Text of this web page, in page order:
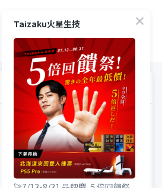
Taizaku火星生技